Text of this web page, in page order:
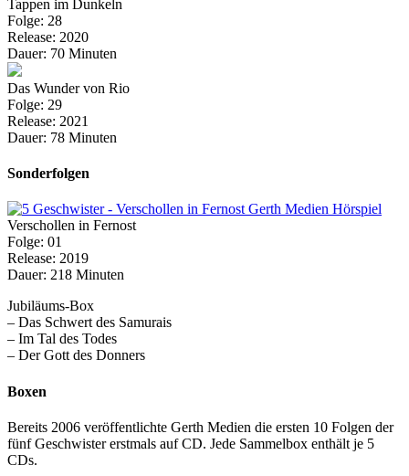
Tappen im Dunkeln
Folge: 28
Release: 2020
Dauer: 70 Minuten
Das Wunder von Rio
Folge: 29
Release: 2021
Dauer: 78 Minuten
Sonderfolgen
Verschollen in Fernost
Folge: 01
Release: 2019
Dauer: 218 Minuten
Jubiläums-Box
– Das Schwert des Samurais
– Im Tal des Todes
– Der Gott des Donners
Boxen
Bereits 2006 veröffentlichte Gerth Medien die ersten 10 Folgen der
fünf Geschwister erstmals auf CD. Jede Sammelbox enthält je 5
CDs.